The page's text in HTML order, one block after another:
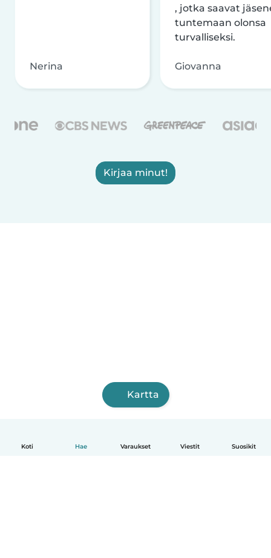
Koti Hae Varaukset Viestit Suosikit
Nerina
, jotka saavat
tuntemaan olonsa
turvalliseksi.
Giovanna
Kirjaa minut!
Kartta